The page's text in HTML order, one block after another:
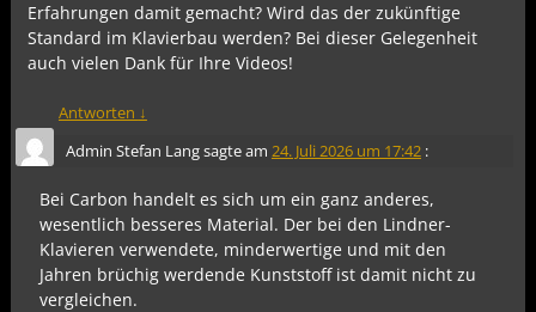
Erfahrungen damit gemacht? Wird das der zukünftige
Standard im Klavierbau werden? Bei dieser Gelegenheit
auch vielen Dank für Ihre Videos!
Antworten ↓
Admin Stefan Langsagte am 24. Juli 2026 um 17:42 :
Bei Carbon handelt es sich um ein ganz anderes,
wesentlich besseres Material. Der bei den Lindner-
Klavieren verwendete, minderwertige und mit den
Jahren brüchig werdende Kunststoff ist damit nicht zu
vergleichen.